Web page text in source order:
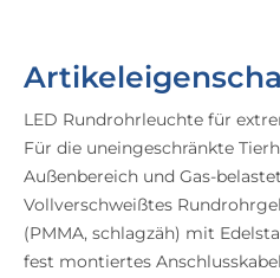
LED Rundrohrleuchte für
Für die uneingeschränkte
Außenbereich und Gas-
Vollverschweißtes
(PMMA, schlagzäh) mit
fest montiertes